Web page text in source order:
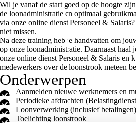
Wil je vanaf de start goed op de hoogte
de loonadministratie en optimaal
via onze online dienst Personeel &
niet missen.
Na deze training heb je handvatten om
op onze loonadministratie. Daarnaast haal
onze online dienst Personeel & Salaris en
medewerkers over de loonstrook meteen
Onderwerpen
Aanmelden nieuwe werknemers en
Periodieke afdrachten
Loonverwerking (inclusief betalingen)
Toelichting loonstrook